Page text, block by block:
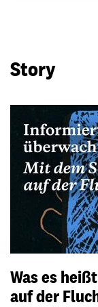
Story
Was es
auf der